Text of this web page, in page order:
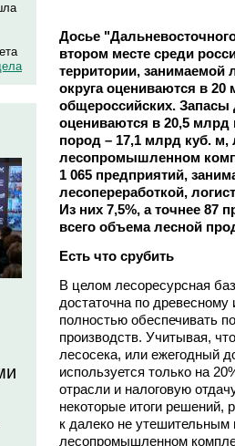
Досье
втором месте среди
территории, занимаемой
округа оцениваются в 20
общероссийских.
оцениваются в 20,5
пород – 17,1 млрд куб.
лесопромышленном
1 065 предприятий,
лесопереработкой,
Из них 7,5%, а точнее 87
всего объема лесной
Есть что срубить
В целом лесоресурсная
достаточна по
полностью обеспечивать
производств. Учитывая,
лесосека, или ежегодный
используется только на
отрасли и налоговую
некоторые итоги решений,
к далеко не
лесопромышленном